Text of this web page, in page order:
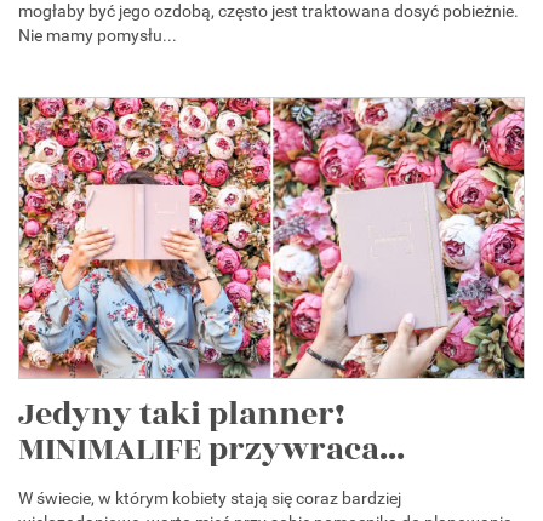
mogłaby być jego ozdobą, często jest traktowana dosyć pobieżnie.
Nie mamy pomysłu...
Jedyny taki planner!
MINIMALIFE przywraca...
W świecie, w którym kobiety stają się coraz bardziej